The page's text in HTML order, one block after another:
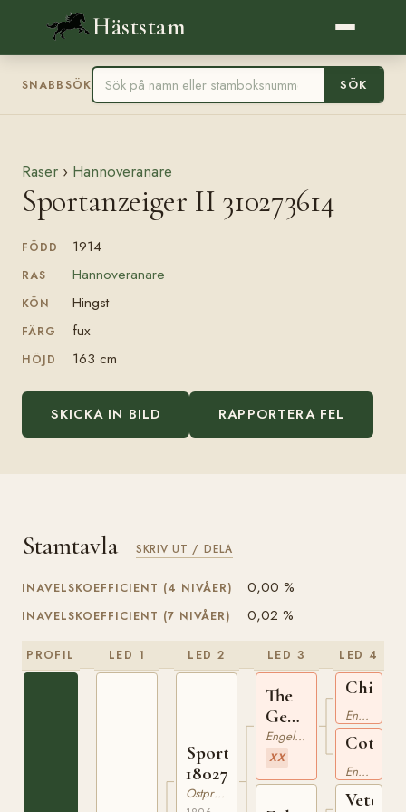
Häststam
SNABBSÖK SÖK
Raser › Hannoveranare
Sportanzeiger II 310273614
FÖDD 1914
RAS Hannoveranare
KÖN Hingst
FÄRG fux
HÖJD 163 cm
SKICKA IN BILD RAPPORTERA FEL
Stamtavla SKRIV UT / DELA
INAVELSKOEFFICIENT (4 NIVÅER) 0,00 %
INAVELSKOEFFICIENT (7 NIVÅER) 0,02 %
PROFIL LED 1 LED 2
Sport
180273496
Ostpreussare
LED 3
The
General
xx
Engelskt Fullblod
XX
LED 4
xxEngelskt Fullblod
xxEngelskt Fullblod
Veteran